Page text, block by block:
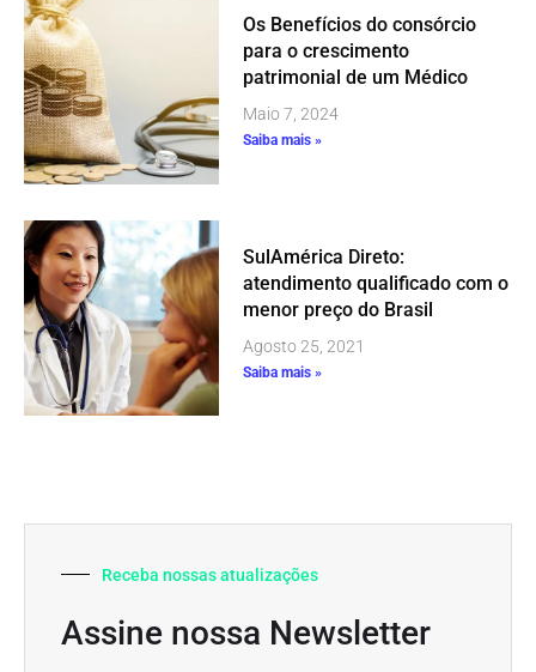
Os Benefícios do consórcio
para o crescimento
patrimonial de um Médico
Maio 7, 2024
Saiba mais »
SulAmérica Direto:
atendimento qualificado com o
menor preço do Brasil
Agosto 25, 2021
Saiba mais »
Receba nossas atualizações
Assine nossa Newsletter